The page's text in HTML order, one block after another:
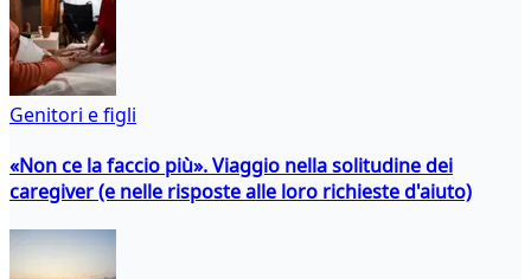
Genitori e figli
«Non ce la faccio più». Viaggio nella solitudine dei
caregiver (e nelle risposte alle loro richieste d'aiuto)